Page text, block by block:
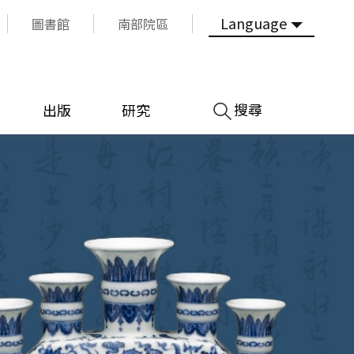
圖書館 南部院區 Language
出版 研究 搜尋